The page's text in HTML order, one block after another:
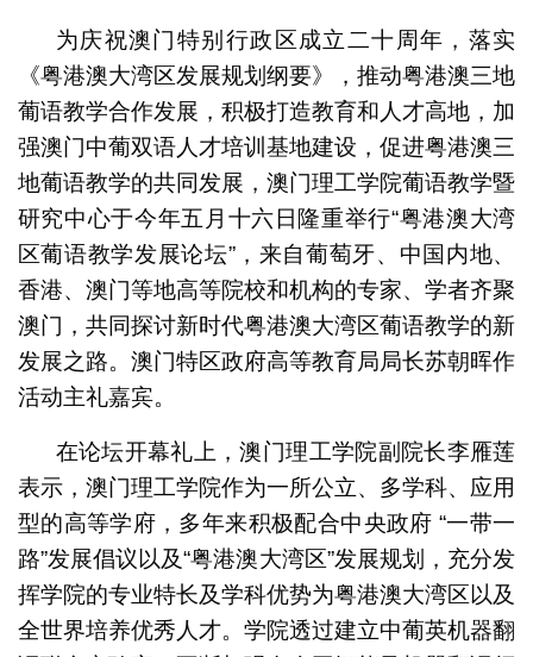
为庆祝澳门特别行政区成立二十周年，落实
《粤港澳大湾区发展规划纲要》，推动粤港澳三地
葡语教学合作发展，积极打造教育和人才高地，加
强澳门中葡双语人才培训基地建设，促进粤港澳三
地葡语教学的共同发展，澳门理工学院葡语教学暨
研究中心于今年五月十六日隆重举行“粤港澳大湾
区葡语教学发展论坛”，来自葡萄牙、中国内地、
香港、澳门等地高等院校和机构的专家、学者齐聚
澳门，共同探讨新时代粤港澳大湾区葡语教学的新
发展之路。澳门特区政府高等教育局局长苏朝晖作
活动主礼嘉宾。
在论坛开幕礼上，澳门理工学院副院长李雁莲
表示，澳门理工学院作为一所公立、多学科、应用
型的高等学府，多年来积极配合中央政府 “一带一
路”发展倡议以及“粤港澳大湾区”发展规划，充分发
挥学院的专业特长及学科优势为粤港澳大湾区以及
全世界培养优秀人才。学院透过建立中葡英机器翻